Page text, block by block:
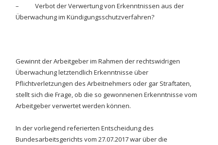
– Verbot der Verwertung von Erkenntnissen aus der
Überwachung im Kündigungsschutzverfahren?
Gewinnt der Arbeitgeber im Rahmen der rechtswidrigen
Überwachung letztendlich Erkenntnisse über
Pflichtverletzungen des Arbeitnehmers oder gar Straftaten,
stellt sich die Frage, ob die so gewonnenen Erkenntnisse vom
Arbeitgeber verwertet werden können.
In der vorliegend referierten Entscheidung des
Bundesarbeitsgerichts vom 27.07.2017 war über die